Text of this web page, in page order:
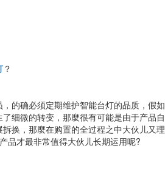
？
的确必须定期维护智能台灯的品质，假如
细微的转变，那麼很有可能是由于产品自
换，那麼在购置的全过程之中大伙儿又理
品才最非常值得大伙儿长期运用呢?